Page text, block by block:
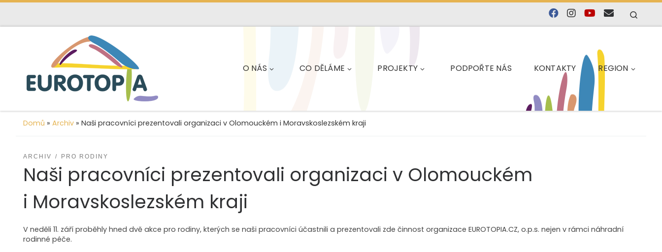
content
O NÁS CO DĚLÁME PROJEKTY PODPOŘTE NÁS KONTAKTY REGION
Domů » Archiv » Naši pracovníci prezentovali organizaci v Olomouckém i Moravskoslezském kraji
ARCHIV PRO RODINY
Naši pracovníci prezentovali organizaci v Olomouckém
i Moravskoslezském kraji
V neděli 11. září proběhly hned dvě akce pro rodiny, kterých se naši pracovníci účastnili a prezentovali zde činnost organizace EUROTOPIA.CZ, o.p.s. nejen v rámci náhradní
rodinné péče.